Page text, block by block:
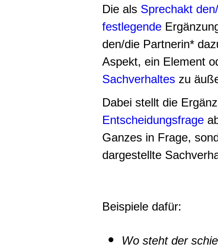
Die als Sprechakt
festlegende
den/die Partnerin*
Aspekt, ein Element
Sachverhaltes zu
Dabei stellt die
Entscheidungsfrage
Ganzes in Frage,
dargestellte
Beispiele dafür:
Wo steht der